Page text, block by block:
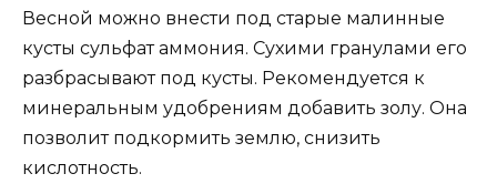
Весной можно внести под старые малинные
кусты сульфат аммония. Сухими гранулами его
разбрасывают под кусты. Рекомендуется к
минеральным удобрениям добавить золу. Она
позволит подкормить землю, снизить
кислотность.